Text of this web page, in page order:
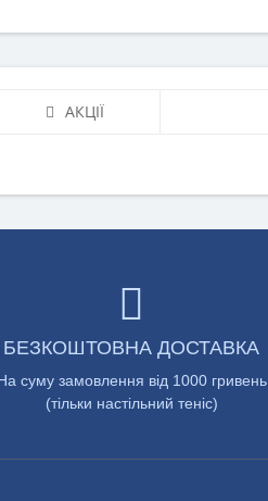
АКЦІЇ
БЕЗКОШТОВНА ДОСТАВКА
суму замовлення від 1000 гривень
(тільки настільний теніс)